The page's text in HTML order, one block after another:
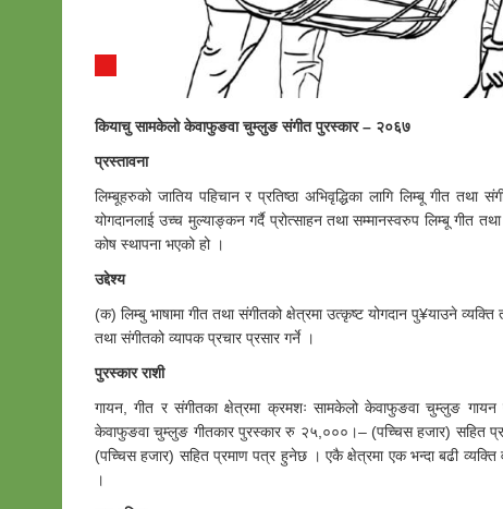
कियाचु सामकेलो केवाफुङवा चुम्लुङ संगीत पुरस्कार – २०६७
प्रस्तावना
लिम्बूहरुको जातिय पहिचान र प्रतिष्ठा अभिवृद्धिका लागि लिम्बू गीत तथा
योगदानलाई उच्च मुल्याङ्कन गर्दै प्रोत्साहन तथा सम्मानस्वरुप लिम्बू गीत
कोष स्थापना भएको हो ।
उद्देश्य
(क) लिम्बु भाषामा गीत तथा संगीतको क्षेत्रमा उत्कृष्ट योगदान पु¥याउने
तथा संगीतको व्यापक प्रचार प्रसार गर्ने ।
पुरस्कार राशी
गायन, गीत र संगीतका क्षेत्रमा क्रमशः सामकेलो केवाफुङवा चुम्लुङ
केवाफुङवा चुम्लुङ गीतकार पुरस्कार रु २५,०००।– (पच्चिस हजार) सहित
(पच्चिस हजार) सहित प्रमाण पत्र हुनेछ । एकै क्षेत्रमा एक भन्दा बढी व्यक्ति
।